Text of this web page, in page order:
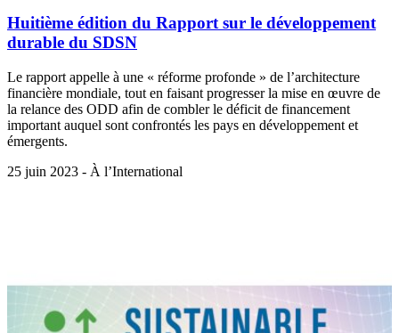
Huitième édition du Rapport sur le développement
durable du SDSN
Le rapport appelle à une « réforme profonde » de l’architecture
financière mondiale, tout en faisant progresser la mise en œuvre de
la relance des ODD afin de combler le déficit de financement
important auquel sont confrontés les pays en développement et
émergents.
25 juin 2023 - À l’International